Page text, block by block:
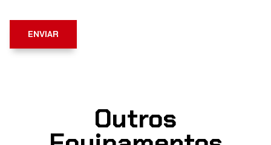
ENVIAR
Outros